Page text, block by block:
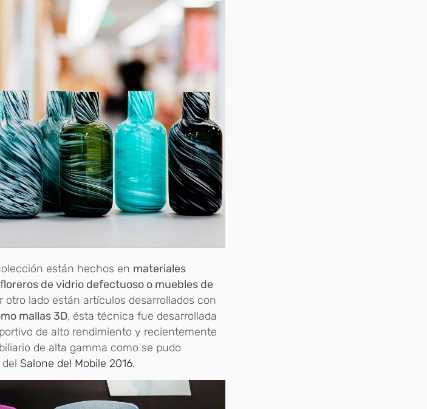
están hechos en materiales
loreros de vidrio defectuoso o muebles de
otro lado están artículos desarrollados con
mallas 3D, ésta técnica fue desarrollada
de alto rendimiento y recientemente
de alta gamma como se pudo
Salone del Mobile 2016.